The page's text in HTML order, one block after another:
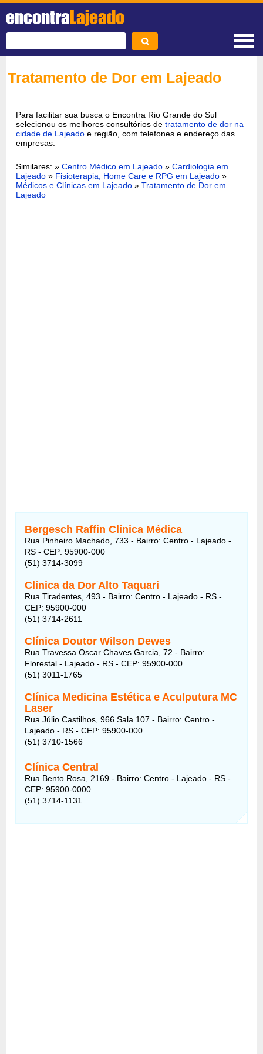
encontraLajeado
Tratamento de Dor em Lajeado
Para facilitar sua busca o Encontra Rio Grande do Sul
selecionou os melhores consultórios detratamento de dor na
cidade de Lajeado e região, com telefones e endereço das
empresas.
Similares: »Centro Médico em Lajeado »Cardiologia em
Lajeado » Fisioterapia, Home Care e RPG em Lajeado »
Médicos e Clínicas em Lajeado »Tratamento de Dor em
Lajeado
Bergesch Raffin Clínica Médica
Rua Pinheiro Machado, 733 - Bairro: Centro - Lajeado -
RS - CEP: 95900-000
(51) 3714-3099
Clínica da Dor Alto Taquari
Rua Tiradentes, 493 - Bairro: Centro - Lajeado - RS -
CEP: 95900-000
(51) 3714-2611
Clínica Doutor Wilson Dewes
Rua Travessa Oscar Chaves Garcia, 72 - Bairro:
Florestal - Lajeado - RS - CEP: 95900-000
(51) 3011-1765
Clínica Medicina Estética e Aculputura MC
Laser
Rua Júlio Castilhos, 966 Sala 107 - Bairro: Centro -
Lajeado - RS - CEP: 95900-000
(51) 3710-1566
Clínica Central
Rua Bento Rosa, 2169 - Bairro: Centro - Lajeado - RS -
CEP: 95900-0000
(51) 3714-1131